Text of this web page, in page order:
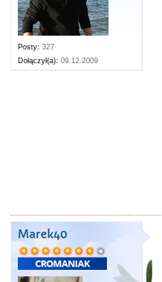
Posty: 327
Dołączył(a): 09.12.2009
Marek40